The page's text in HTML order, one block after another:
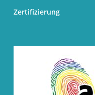
Zertifizierung